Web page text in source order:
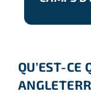
QU’EST-CE